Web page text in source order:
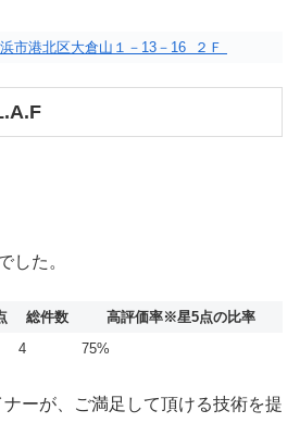
市港北区大倉山１－13－16 ２Ｆ
した。
総件数 高評価率※星5点の比率
4 75%
ーが、ご満足して頂ける技術を提